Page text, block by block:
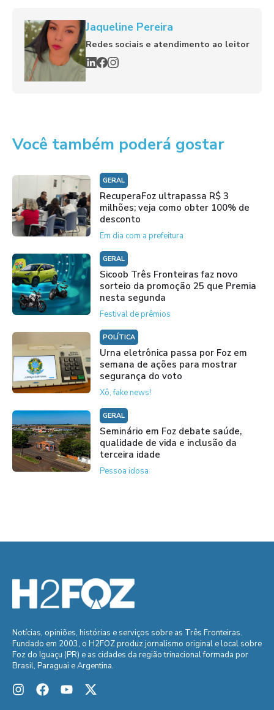
Jaqueline Pereira
Redes sociais e atendimento ao leitor
Você também poderá gostar
GERAL
RecuperaFoz ultrapassa R$ 3
milhões; veja como obter 100% de
desconto
Em dia com a prefeitura
GERAL
Sicoob Três Fronteiras faz novo
sorteio da promoção 25 que Premia
nesta segunda
Festival de prêmios
POLÍTICA
Urna eletrônica passa por Foz em
semana de ações para mostrar
segurança do voto
Xô, fake news!
GERAL
Seminário em Foz debate saúde,
qualidade de vida e inclusão da
terceira idade
Pessoa idosa
Notícias, opiniões, histórias e serviços sobre as Três Fronteiras.
Fundado em 2003, o H2FOZ produz jornalismo original e local sobre
Foz do Iguaçu (PR) e as cidades da região trinacional formada por
Brasil, Paraguai e Argentina.